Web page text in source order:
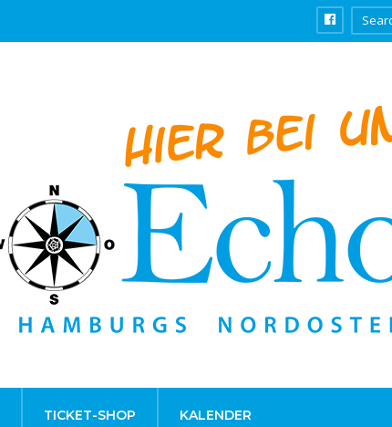
TICKET-SHOP KALENDER